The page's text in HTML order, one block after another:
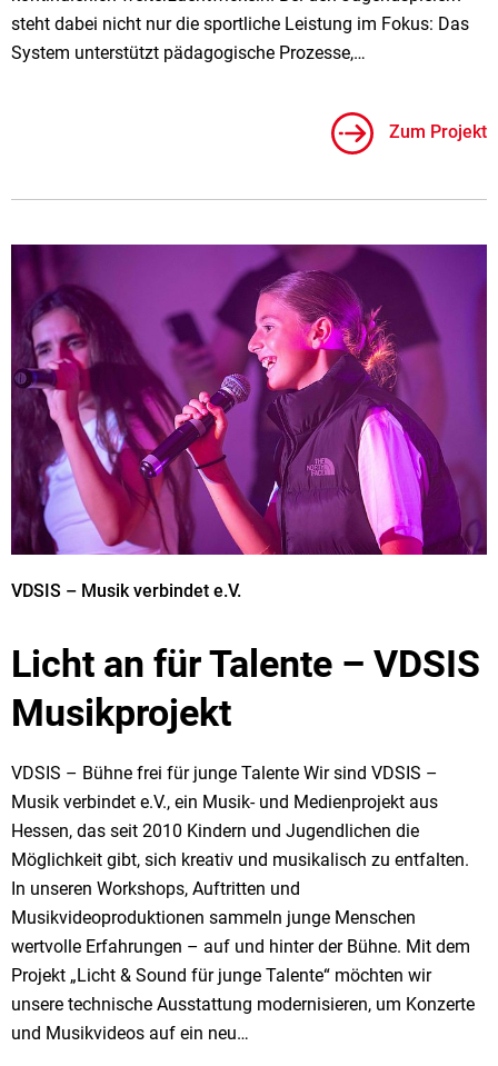
steht dabei nicht nur die sportliche Leistung im Fokus: Das
System unterstützt pädagogische Prozesse,…
Zum Projekt
Licht an für Talente – VDSIS
Musikprojekt
VDSIS – Musik verbindet e.V.
VDSIS – Bühne frei für junge Talente Wir sind VDSIS –
Musik verbindet e.V., ein Musik- und Medienprojekt aus
Hessen, das seit 2010 Kindern und Jugendlichen die
Möglichkeit gibt, sich kreativ und musikalisch zu entfalten.
In unseren Workshops, Auftritten und
Musikvideoproduktionen sammeln junge Menschen
wertvolle Erfahrungen – auf und hinter der Bühne. Mit dem
Projekt „Licht & Sound für junge Talente“ möchten wir
unsere technische Ausstattung modernisieren, um Konzerte
und Musikvideos auf ein neu…